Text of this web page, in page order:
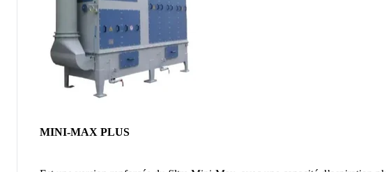
MINI-MAX PLUS